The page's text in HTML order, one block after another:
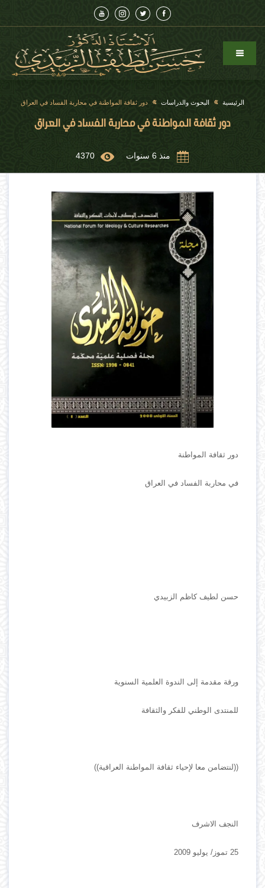
الرئيسية البحوث والدراسات دور ثقافة المواطنة في محاربة الفساد في العراق
دور ثقافة المواطنة في محاربة الفساد في العراق
منذ 6 سنوات 4370
دور ثقافة المواطنة
في محاربة الفساد في العراق
حسن لطيف كاظم الزبيدي
ورقة مقدمة إلى الندوة العلمية السنوية
للمنتدى الوطني للفكر والثقافة
((لنتضامن معا لإحياء ثقافة المواطنة العراقية))
النجف الاشرف
25 تموز/ يوليو 2009